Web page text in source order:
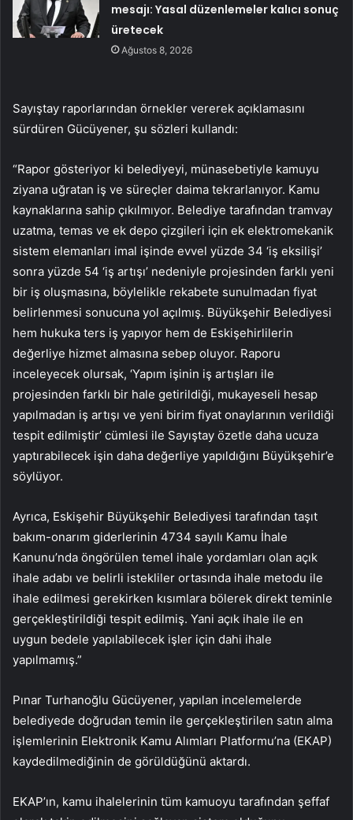
mesajı: Yasal düzenlemeler kalıcı sonuç
üretecek
Ağustos 8, 2026
Sayıştay raporlarından örnekler vererek açıklamasını
sürdüren Gücüyener, şu sözleri kullandı:
“Rapor gösteriyor ki belediyeyi, münasebetiyle kamuyu
ziyana uğratan iş ve süreçler daima tekrarlanıyor. Kamu
kaynaklarına sahip çıkılmıyor. Belediye tarafından tramvay
uzatma, temas ve ek depo çizgileri için ek elektromekanik
sistem elemanları imal işinde evvel yüzde 34 ‘iş eksilişi’
sonra yüzde 54 ‘iş artışı’ nedeniyle projesinden farklı yeni
bir iş oluşmasına, böylelikle rekabete sunulmadan fiyat
belirlenmesi sonucuna yol açılmış. Büyükşehir Belediyesi
hem hukuka ters iş yapıyor hem de Eskişehirlilerin
değerliye hizmet almasına sebep oluyor. Raporu
inceleyecek olursak, ‘Yapım işinin iş artışları ile
projesinden farklı bir hale getirildiği, mukayeseli hesap
yapılmadan iş artışı ve yeni birim fiyat onaylarının verildiği
tespit edilmiştir’ cümlesi ile Sayıştay özetle daha ucuza
yaptırabilecek işin daha değerliye yapıldığını Büyükşehir’e
söylüyor.
Ayrıca, Eskişehir Büyükşehir Belediyesi tarafından taşıt
bakım-onarım giderlerinin 4734 sayılı Kamu İhale
Kanunu’nda öngörülen temel ihale yordamları olan açık
ihale adabı ve belirli istekliler ortasında ihale metodu ile
ihale edilmesi gerekirken kısımlara bölerek direkt teminle
gerçekleştirildiği tespit edilmiş. Yani açık ihale ile en
uygun bedele yapılabilecek işler için dahi ihale
yapılmamış.”
Pınar Turhanoğlu Gücüyener, yapılan incelemelerde
belediyede doğrudan temin ile gerçekleştirilen satın alma
işlemlerinin Elektronik Kamu Alımları Platformu’na (EKAP)
kaydedilmediğinin de görüldüğünü aktardı.
EKAP’ın, kamu ihalelerinin tüm kamuoyu tarafından şeffaf